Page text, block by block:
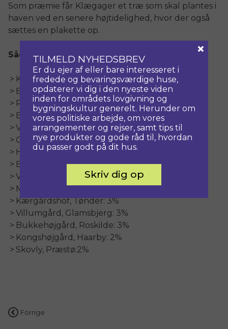
Som præmie får Klægager et træ som skal plantes i
haven ved en senere højtidelighed, hvor der også
sættes en plakette op.
Sådan fordelte stemmerne sig:
Klægager, Bredebro: 22%
Bent Madsens Gård, Haarby: 17%
Rødegård, Hørve: 9%
Bregnebjerggård, Borup: 7%
Viby Bygade 12, Mesinge: 7%
Grønne Mølle, Ullerslev: 6%
Hjerritsdal Mølle, Hobro: 6%
Bankgaarden, Ulfborg: 5%
Vesemosegaard, Glamsbjerg: 4%
Mette Banks gård, Ulfborg: 4%
Kærgårdshof, Tønder: 3%
Villumgård, Glamsbjerg: 3%
Bukkehøjgård, Roskilde: 3%
Kongshøjgård, Haarby: 2%
Skovly, Præstø:2%
Indlægsnavigation
Forrige
TILMELD NYHEDSBREV
Er du ejer af eller bare interesseret i
fredede og bevaringsværdige huse,
opdaterer vi dig i den nyeste viden
inden for områdets lovgivning og
bygningskultur generelt. Herunder om
vores politiske arbejde, om vores
arrangementer og rejser, samt tips til
nye produkter og gode råd til, hvordan
du passer godt på dit hus.
Skriv dig op
×